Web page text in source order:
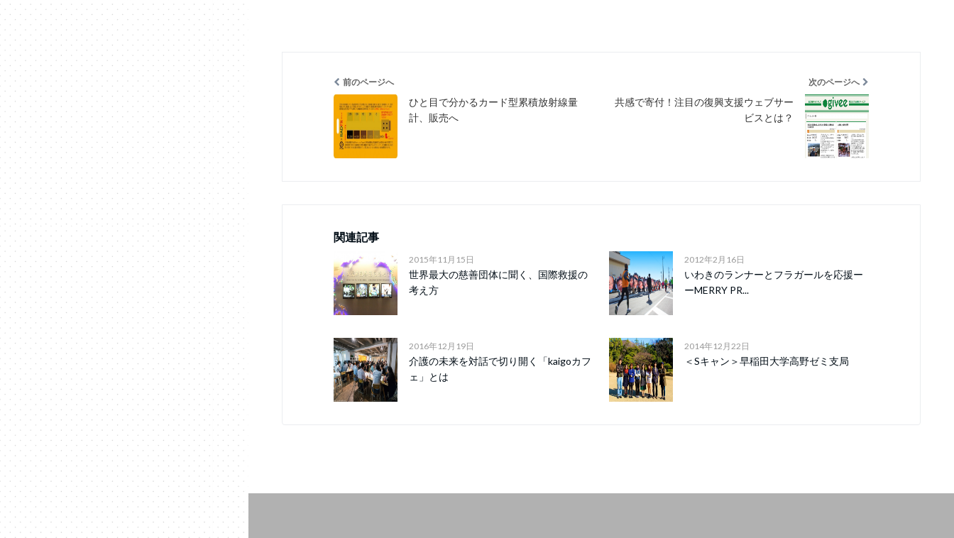
前のページへ
ひと目で分かるカード型累積放射線量
計、販売へ
次のページへ
共感で寄付！注目の復興支援ウェブサー
ビスとは？
関連記事
2015年11月15日
世界最大の慈善団体に聞く、国際救援の
考え方
2012年2月16日
いわきのランナーとフラガールを応援ー
ーMERRY PR...
2016年12月19日
介護の未来を対話で切り開く「kaigoカフ
ェ」とは
2014年12月22日
＜Sキャン＞早稲田大学高野ゼミ支局